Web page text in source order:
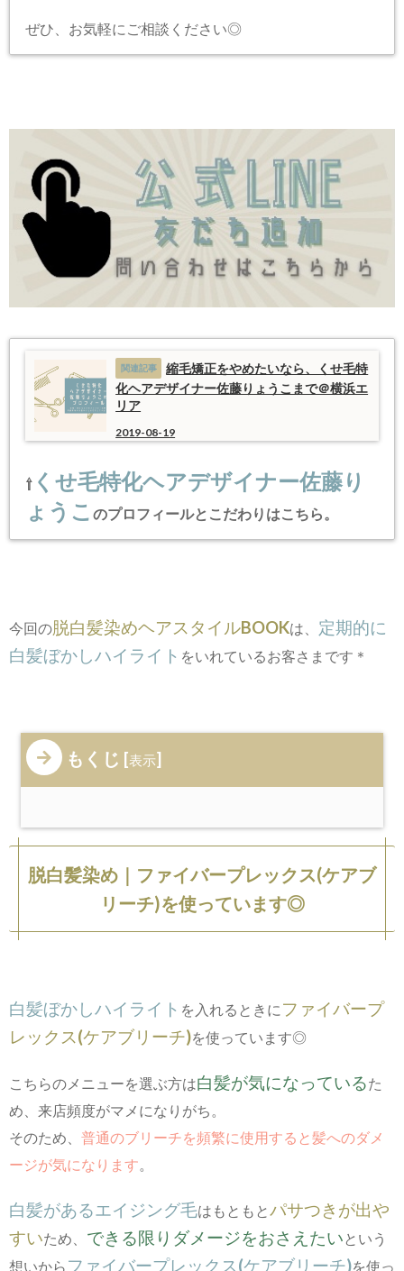
ぜひ、お気軽にご相談ください◎
縮毛矯正をやめたいなら、くせ毛特
化ヘアデザイナー佐藤りょうこまで＠横浜エ
リア
2019-08-19
⇧ くせ毛特化ヘアデザイナー佐藤り
ょうこのプロフィールとこだわりはこちら。
今回の脱白髪染めヘアスタイルBOOKは、 定期的に
白髪ぼかしハイライト をいれているお客さまです＊
もくじ [表示]
脱白髪染め｜ファイバープレックス(ケアブ
リーチ)を使っています◎
白髪ぼかしハイライト を入れるときに ファイバープ
レックス(ケアブリーチ)を使っています◎
こちらのメニューを選ぶ方は白髪が気になっているた
め、来店頻度がマメになりがち。
そのため、 普通のブリーチを頻繁に使用すると髪へのダメ
ージが気になります。
白髪があるエイジング毛はもともとパサつきが出や
すいため、 できる限りダメージをおさえたい という
想いから ファイバープレックス(ケアブリーチ)を使っ